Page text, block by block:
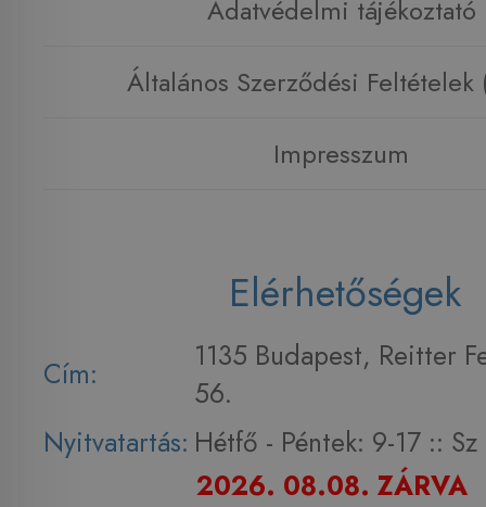
Adatvédelmi tájékoztató
Általános Szerződési Feltételek
Impresszum
Elérhetőségek
Cím:
1135 Budapest, Reitter
56.
Nyitvatartás: Hétfő - Péntek: 9-17 :: Sz
2026. 08.08. ZÁRVA